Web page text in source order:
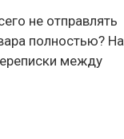
не отправлять
полностью? На
между